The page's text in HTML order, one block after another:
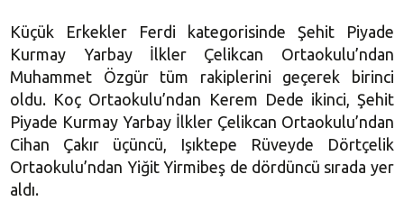
Küçük Erkekler Ferdi kategorisinde Şehit Piyade
Kurmay Yarbay İlkler Çelikcan Ortaokulu’ndan
Muhammet Özgür tüm rakiplerini geçerek birinci
oldu. Koç Ortaokulu’ndan Kerem Dede ikinci, Şehit
Piyade Kurmay Yarbay İlkler Çelikcan Ortaokulu’ndan
Cihan Çakır üçüncü, Işıktepe Rüveyde Dörtçelik
Ortaokulu’ndan Yiğit Yirmibeş de dördüncü sırada yer
aldı.